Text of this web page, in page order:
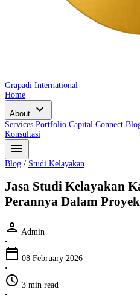
Grapadi International
Home
About expand_more
Services Portfolio Capital Connect
Konsultasi
menu
Blog / Studi Kelayakan
Jasa Studi Kelayakan
Perannya Dalam Proyek
person Admin
•
calendar_today 08 February 2026
•
schedule 3 min read